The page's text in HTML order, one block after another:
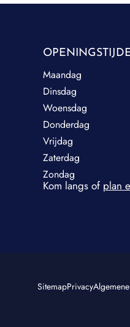
Maandag
Dinsdag
Woensdag
Donderdag
Vrijdag
Zaterdag
Zondag
Kom langs of plan
SitemapPrivacy